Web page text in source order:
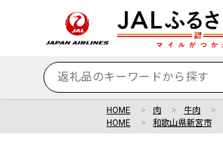
HOME 肉 牛肉
HOME
和歌山県新宮市